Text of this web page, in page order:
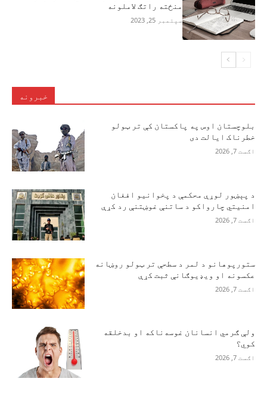
منځته راتګ لاملونه
سپتمبر 25, 2023
خبرونه
بلوچستان اوس په پاکستان کې تر ټولو
خطرناک ایالت دی
اګست 7, 2026
د پېښور لوړې محکمې د پخوانیو افغان
امنیتي چارواکو د ساتنې غوښتنې رد کړې
اګست 7, 2026
ستورپوهانو د لمر د سطحې تر ټولو روښانه
عکسونه او ویډیوګانې ثبت کړې
اګست 7, 2026
ولې ګرمي انسانان غوسه‌ناکه او بدخلقه
کوي؟
اګست 7, 2026